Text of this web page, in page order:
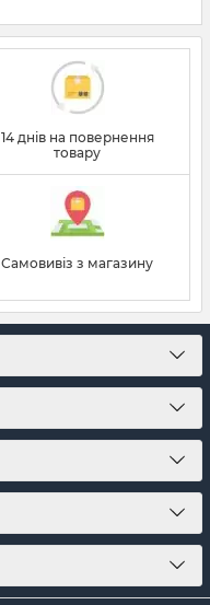
14 днів на повернення
товару
Самовивіз з магазину